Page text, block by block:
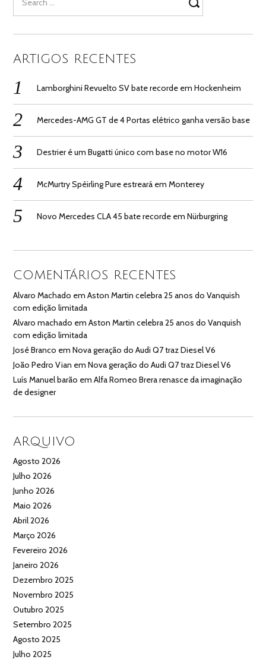
for:
ARTIGOS RECENTES
Lamborghini Revuelto SV bate recorde em Hockenheim
Mercedes-AMG GT de 4 Portas elétrico ganha versão base
Destrier é um Bugatti único com base no motor W16
McMurtry Spéirling Pure estreará em Monterey
Novo Mercedes CLA 45 bate recorde em Nürburgring
COMENTÁRIOS RECENTES
Alvaro Machado emAston Martin celebra 25 anos do Vanquish
com edição limitada
Alvaro machado emAston Martin celebra 25 anos do Vanquish
com edição limitada
José Branco emNova geração do Audi Q7 traz Diesel V6
João Pedro Vian emNova geração do Audi Q7 traz Diesel V6
Luís Manuel barão emAlfa Romeo Brera renasce da imaginação
de designer
ARQUIVO
Agosto 2026
Julho 2026
Junho 2026
Maio 2026
Abril 2026
Março 2026
Fevereiro 2026
Janeiro 2026
Dezembro 2025
Novembro 2025
Outubro 2025
Setembro 2025
Agosto 2025
Julho 2025